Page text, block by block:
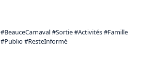
#BeauceCarnaval #Sortie #Activités #Famille
#Publio #ResteInformé